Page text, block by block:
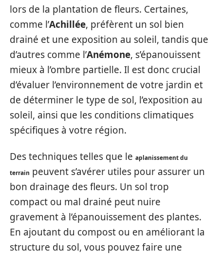
lors de la plantation de fleurs. Certaines,
comme l’Achillée, préfèrent un sol bien
drainé et une exposition au soleil, tandis que
d’autres comme l’Anémone, s’épanouissent
mieux à l’ombre partielle. Il est donc crucial
d’évaluer l’environnement de votre jardin et
de déterminer le type de sol, l’exposition au
soleil, ainsi que les conditions climatiques
spécifiques à votre région.
Des techniques telles que le aplanissement du
terrain peuvent s’avérer utiles pour assurer un
bon drainage des fleurs. Un sol trop
compact ou mal drainé peut nuire
gravement à l’épanouissement des plantes.
En ajoutant du compost ou en améliorant la
structure du sol, vous pouvez faire une